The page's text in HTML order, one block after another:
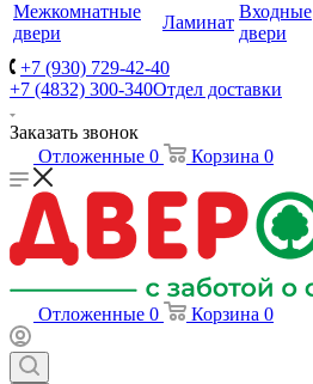
Межкомнатные
двери
Ламинат
Входные
двери
+7 (930) 729-42-40
+7 (4832) 300-340Отдел доставки
Заказать звонок
Отложенные 0 Корзина 0
Отложенные 0 Корзина 0